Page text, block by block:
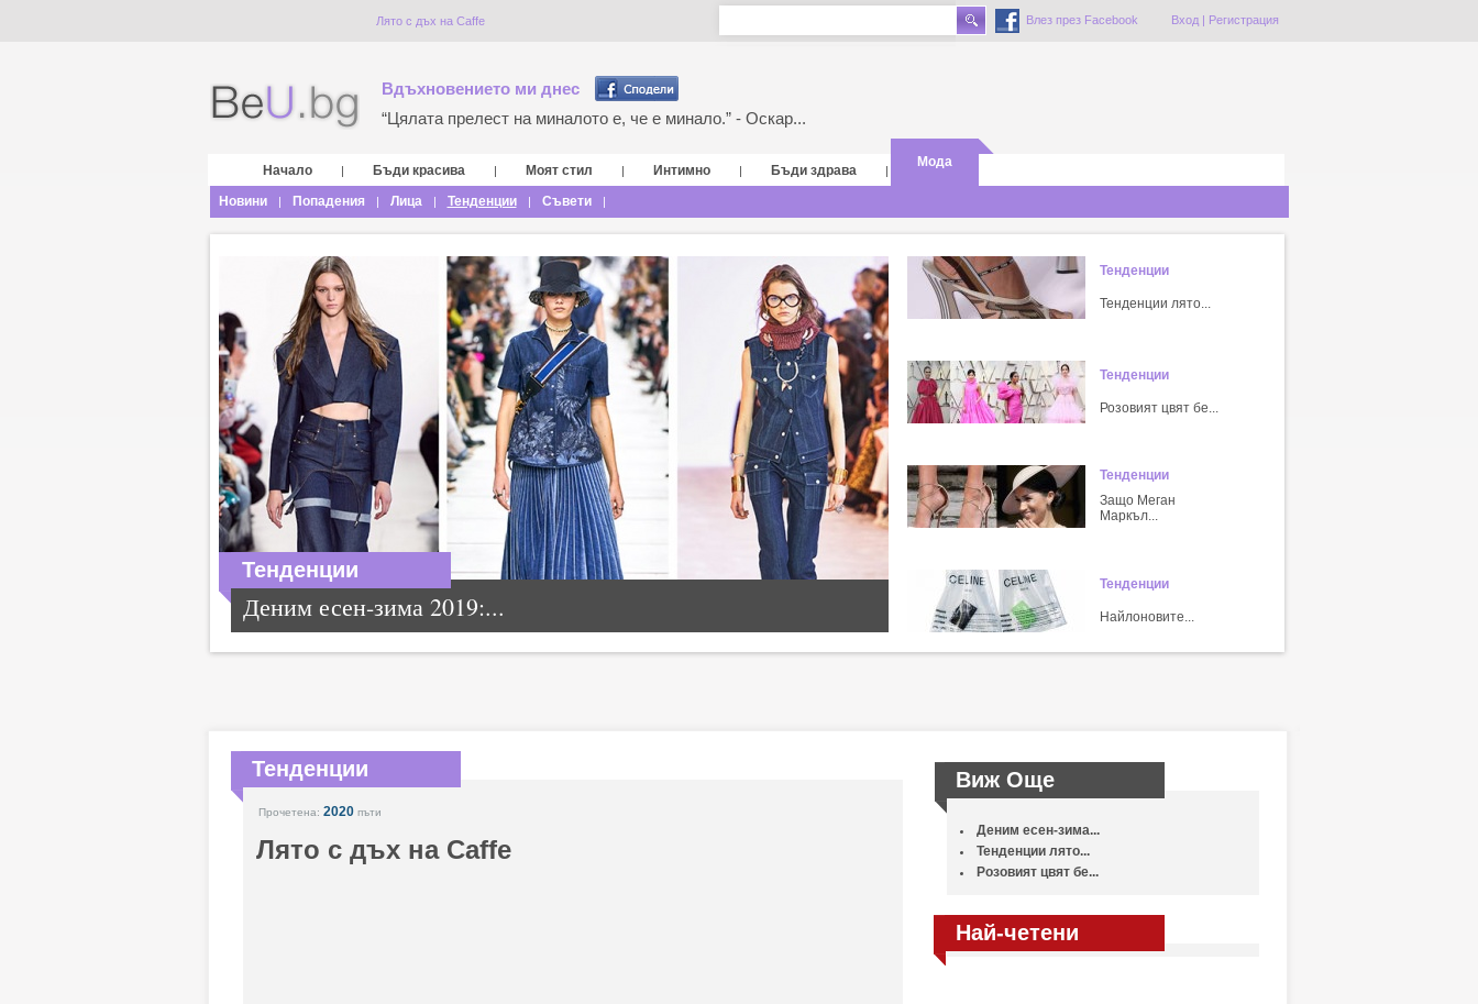
Лято с дъх на Caffe Влез през Facebook Вход| Регистрация
Вдъхновението ми днес
“Цялата прелест на миналото е, че е минало.” - Оскар...
Начало | Бъди красива | Моят стил | Интимно | Бъди здрава |
Мода
Новини | Попадения | Лица | Тенденции | Съвети |
Тенденции
Деним есен-зима 2019:...
Тенденции
Тенденции лято...
Тенденции
Розовият цвят бе...
Тенденции
Защо Меган
Маркъл...
Тенденции
Найлоновите...
Тенденции
Прочетена: 2020пъти
Лято с дъх на Caffe
Виж Още
Деним есен-зима...
Тенденции лято...
Розовият цвят бе...
Най-четени